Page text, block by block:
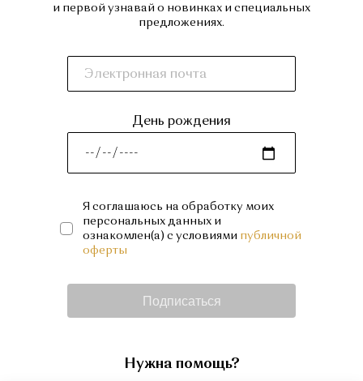
и первой узнавай о новинках и специальных
предложениях.
День рождения
Я соглашаюсь на обработку моих
персональных данных и
ознакомлен(а) с условиями публичной
оферты
Подписаться
Нужна помощь?